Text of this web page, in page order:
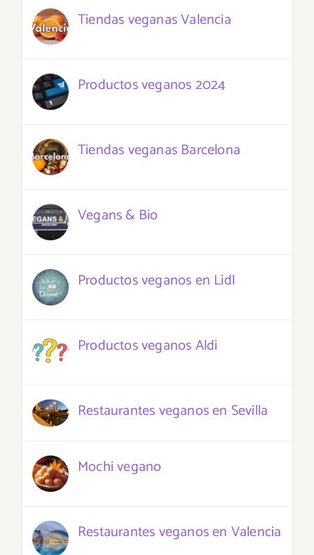
Tiendas veganas Valencia
Productos veganos 2024
Tiendas veganas Barcelona
Vegans & Bio
Productos veganos en Lidl
Productos veganos Aldi
Restaurantes veganos en Sevilla
Mochi vegano
Restaurantes veganos en Valencia